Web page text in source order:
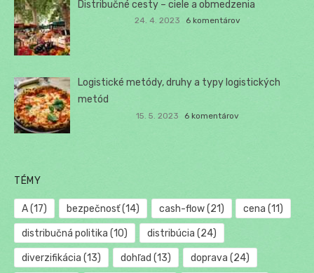
Distribučné cesty – ciele a obmedzenia
24. 4. 2023 6 komentárov
Logistické metódy, druhy a typy logistických
metód
15. 5. 2023 6 komentárov
TÉMY
A(17) bezpečnosť(14) cash-flow(21) cena (11)
distribučná politika (10) distribúcia (24)
diverzifikácia (13) dohľad (13) doprava (24)